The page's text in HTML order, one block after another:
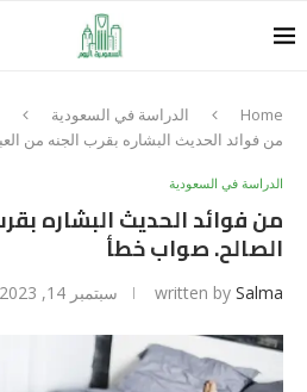
Home
الدراسة في السعودية
من فوائد الحديث البشاره بقرب الجنه من
الدراسة في السعودية
من فوائد الحديث البشاره
الصالح. صواب خطأ
written by Salma سبتمبر 14, 2023